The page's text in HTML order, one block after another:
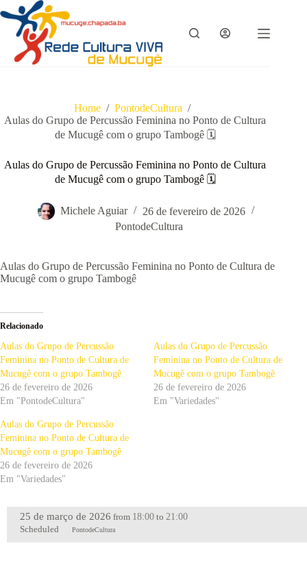
Pular
para
conteúdo
Home / PontodeCultura /
Aulas do Grupo de Percussão Feminina no Ponto de Cultura
de Mucugê com o grupo Tambogê 🗓
Aulas do Grupo de Percussão Feminina no Ponto de Cultura
de Mucugê com o grupo Tambogê 🗓
Michele Aguiar
26 de fevereiro de 2026
PontodeCultura
Aulas do Grupo de Percussão Feminina no Ponto de Cultura de
Mucugê com o grupo Tambogê
Relacionado
Aulas do Grupo de Percussão
Feminina no Ponto de Cultura de
Mucugê com o grupo Tambogê
26 de fevereiro de 2026
Em "PontodeCultura"
Aulas do Grupo de Percussão
Feminina no Ponto de Cultura de
Mucugê com o grupo Tambogê
26 de fevereiro de 2026
Em "Variedades"
Aulas do Grupo de Percussão
Feminina no Ponto de Cultura de
Mucugê com o grupo Tambogê
26 de fevereiro de 2026
Em "Variedades"
25 de março de 2026 from 18:00 to 21:00
Scheduled PontodeCultura